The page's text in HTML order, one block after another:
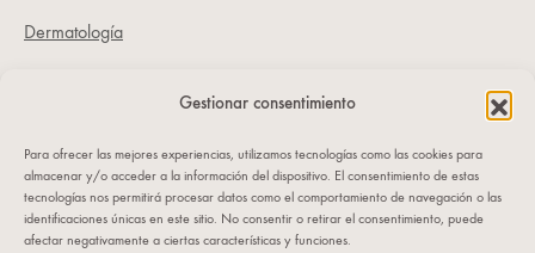
Gestionar consentimiento
Para ofrecer las mejores experiencias, utilizamos tecnologías como las cookies para
almacenar y/o acceder a la información del dispositivo. El consentimiento de estas
tecnologías nos permitirá procesar datos como el comportamiento de navegación o las
identificaciones únicas en este sitio. No consentir o retirar el consentimiento, puede
afectar negativamente a ciertas características y funciones.
Dermatología
NUESTRA CLÍNICA
Dónde estamos
C/ Sorní 12, bajo